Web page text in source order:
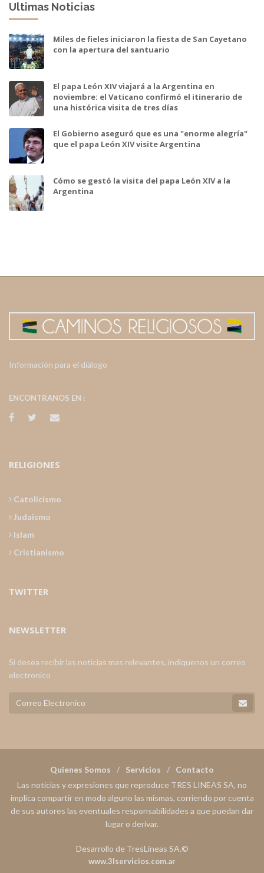
Ultimas Noticias
Miles de fieles iniciaron la fiesta de San Cayetano
con la apertura del santuario
El papa León XIV viajará a la Argentina en
noviembre: el Vaticano confirmó el itinerario de
una histórica visita de tres días
El Gobierno aseguró que es una "enorme alegría"
que el papa León XIV visite Argentina
Cómo se gestó la visita del papa León XIV a la
Argentina
Información para el diálogo
ENCONTRANOS EN :
RELIGIONES
Catolicismo
Judaismo
Islam
Cristianismo
TWITTER
NEWSLETTER
Si desea recibir las noticias mas relevantes, indiquenos un correo
electronico
Quienes Somos Servicios
Contacto
Las noticias y expresiones que reproduce TRES LINEAS SA, no
implica compartir en modo alguno las mismas, corriendo por cuenta
de sus autores las eventuales responsabilidades a que puedan dar
lugar o derivar.
Desarrollo de TresLineas SA.©
www.3lservicios.com.ar